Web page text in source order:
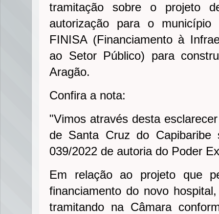
tramitação sobre o projeto
autorização para o
FINISA (Financiamento à
ao Setor Público) para
Aragão.
Confira a nota:
"Vimos através desta
de Santa Cruz do
039/2022 de autoria do Poder
Em relação ao projeto que
financiamento do novo
tramitando na Câmara